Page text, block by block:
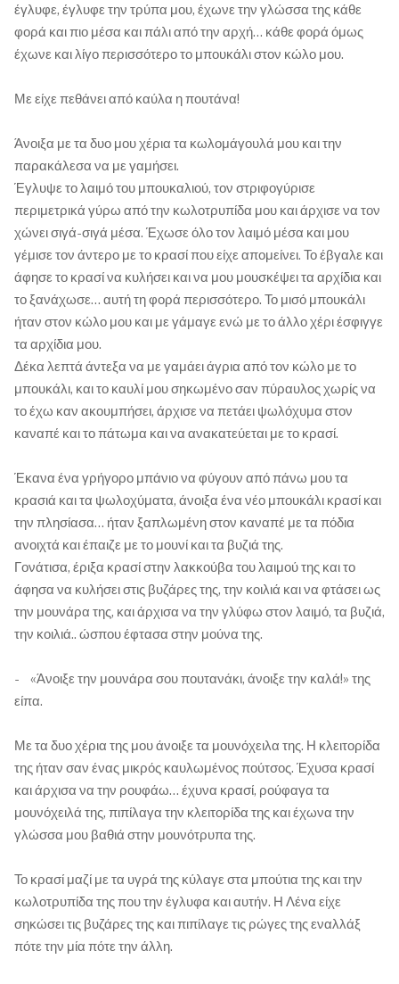
έγλυφε, έγλυφε την τρύπα μου, έχωνε την γλώσσα της κάθε
φορά και πιο μέσα και πάλι από την αρχή… κάθε φορά όμως
έχωνε και λίγο περισσότερο το μπουκάλι στον κώλο μου.
Με είχε πεθάνει από καύλα η πουτάνα!
Άνοιξα με τα δυο μου χέρια τα κωλομάγουλά μου και την
παρακάλεσα να με γαμήσει.
Έγλυψε το λαιμό του μπουκαλιού, τον στριφογύρισε
περιμετρικά γύρω από την κωλοτρυπίδα μου και άρχισε να τον
χώνει σιγά-σιγά μέσα. Έχωσε όλο τον λαιμό μέσα και μου
γέμισε τον άντερο με το κρασί που είχε απομείνει. Το έβγαλε και
άφησε το κρασί να κυλήσει και να μου μουσκέψει τα αρχίδια και
το ξανάχωσε… αυτή τη φορά περισσότερο. Το μισό μπουκάλι
ήταν στον κώλο μου και με γάμαγε ενώ με το άλλο χέρι έσφιγγε
τα αρχίδια μου.
Δέκα λεπτά άντεξα να με γαμάει άγρια από τον κώλο με το
μπουκάλι, και το καυλί μου σηκωμένο σαν πύραυλος χωρίς να
το έχω καν ακουμπήσει, άρχισε να πετάει ψωλόχυμα στον
καναπέ και το πάτωμα και να ανακατεύεται με το κρασί.
Έκανα ένα γρήγορο μπάνιο να φύγουν από πάνω μου τα
κρασιά και τα ψωλοχύματα, άνοιξα ένα νέο μπουκάλι κρασί και
την πλησίασα… ήταν ξαπλωμένη στον καναπέ με τα πόδια
ανοιχτά και έπαιζε με το μουνί και τα βυζιά της.
Γονάτισα, έριξα κρασί στην λακκούβα του λαιμού της και το
άφησα να κυλήσει στις βυζάρες της, την κοιλιά και να φτάσει ως
την μουνάρα της, και άρχισα να την γλύφω στον λαιμό, τα βυζιά,
την κοιλιά.. ώσπου έφτασα στην μούνα της.
- «Άνοιξε την μουνάρα σου πουτανάκι, άνοιξε την καλά!» της
είπα.
Με τα δυο χέρια της μου άνοιξε τα μουνόχειλα της. Η κλειτορίδα
της ήταν σαν ένας μικρός καυλωμένος πούτσος. Έχυσα κρασί
και άρχισα να την ρουφάω… έχυνα κρασί, ρούφαγα τα
μουνόχειλά της, πιπίλαγα την κλειτορίδα της και έχωνα την
γλώσσα μου βαθιά στην μουνότρυπα της.
Το κρασί μαζί με τα υγρά της κύλαγε στα μπούτια της και την
κωλοτρυπίδα της που την έγλυφα και αυτήν. Η Λένα είχε
σηκώσει τις βυζάρες της και πιπίλαγε τις ρώγες της εναλλάξ
πότε την μία πότε την άλλη.